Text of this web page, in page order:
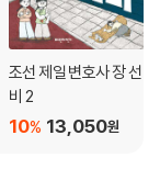
조선 제일 변호사 장 선
비 2
13,050원
10%